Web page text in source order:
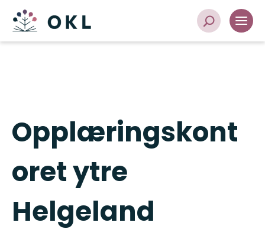
Opplæringskont
oret ytre
Helgeland